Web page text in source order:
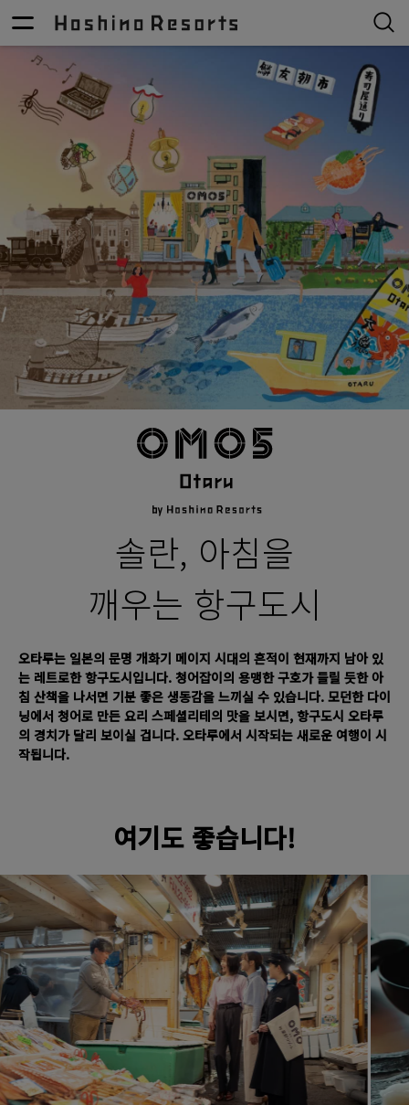
솔란, 아침을
깨우는 항구도시
오타루는 일본의 문명 개화기 메이지 시대의 흔적이 현재까지 남아 있
는 레트로한 항구도시입니다. 청어잡이의 용맹한 구호가 들릴 듯한 아
침 산책을 나서면 기분 좋은 생동감을 느끼실 수 있습니다. 모던한 다이
닝에서 청어로 만든 요리 스페셜리테의 맛을 보시면, 항구도시 오타루
의 경치가 달리 보이실 겁니다. 오타루에서 시작되는 새로운 여행이 시
작됩니다.
여기도 좋습니다!